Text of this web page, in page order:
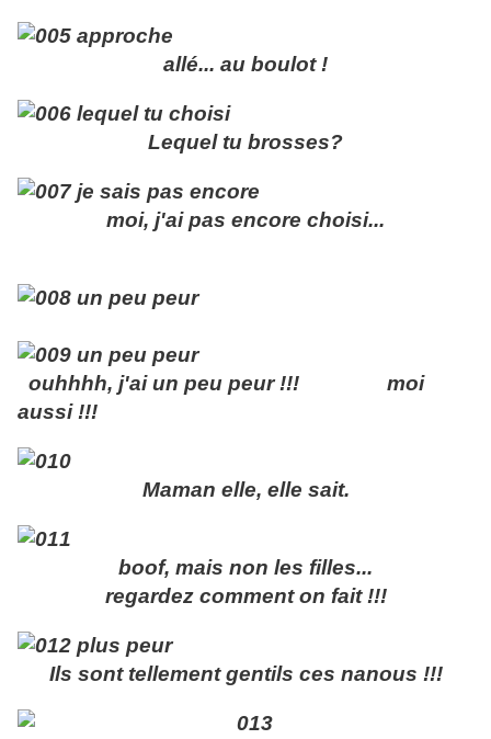
allé... au boulot !
Lequel tu brosses?
moi, j'ai pas encore choisi...
ouhhhh, j'ai un peu peur !!! moi
aussi !!!
Maman elle, elle sait.
boof, mais non les filles...
regardez comment on fait !!!
Ils sont tellement gentils ces nanous !!!